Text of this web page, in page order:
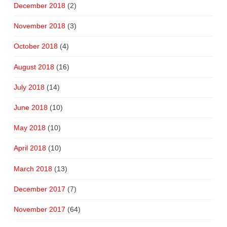
December 2018(2)
November 2018(3)
October 2018(4)
August 2018(16)
July 2018(14)
June 2018(10)
May 2018(10)
April 2018(10)
March 2018(13)
December 2017 (7)
November 2017 (64)